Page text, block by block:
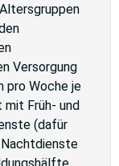
Versorgung
pro Woche je
Früh- und
(dafür
Nachtdienste